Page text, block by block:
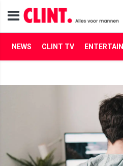
NEWS CLINT TV